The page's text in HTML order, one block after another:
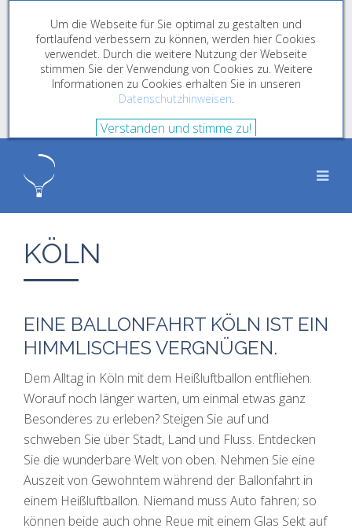
Um die Webseite für Sie optimal zu gestalten und
fortlaufend verbessern zu können, werden hier Cookies
verwendet. Durch die weitere Nutzung der Webseite
stimmen Sie der Verwendung von Cookies zu. Weitere
Informationen zu Cookies erhalten Sie in unseren
Datenschutzhinweisen.
Verstanden und stimme zu!
KÖLN
EINE BALLONFAHRT KÖLN IST EIN
HIMMLISCHES VERGNÜGEN.
Dem Alltag in Köln mit dem Heißluftballon entfliehen.
Worauf noch länger warten, um einmal etwas ganz
Besonderes zu erleben? Steigen Sie auf und
schweben Sie über Stadt, Land und Fluss. Entdecken
Sie die wunderbare Welt von oben. Nehmen Sie eine
Auszeit von Gewohntem während der Ballonfahrt in
einem Heißluftballon. Niemand muss Auto fahren; so
können beide auch ohne Reue mit einem Glas Sekt auf